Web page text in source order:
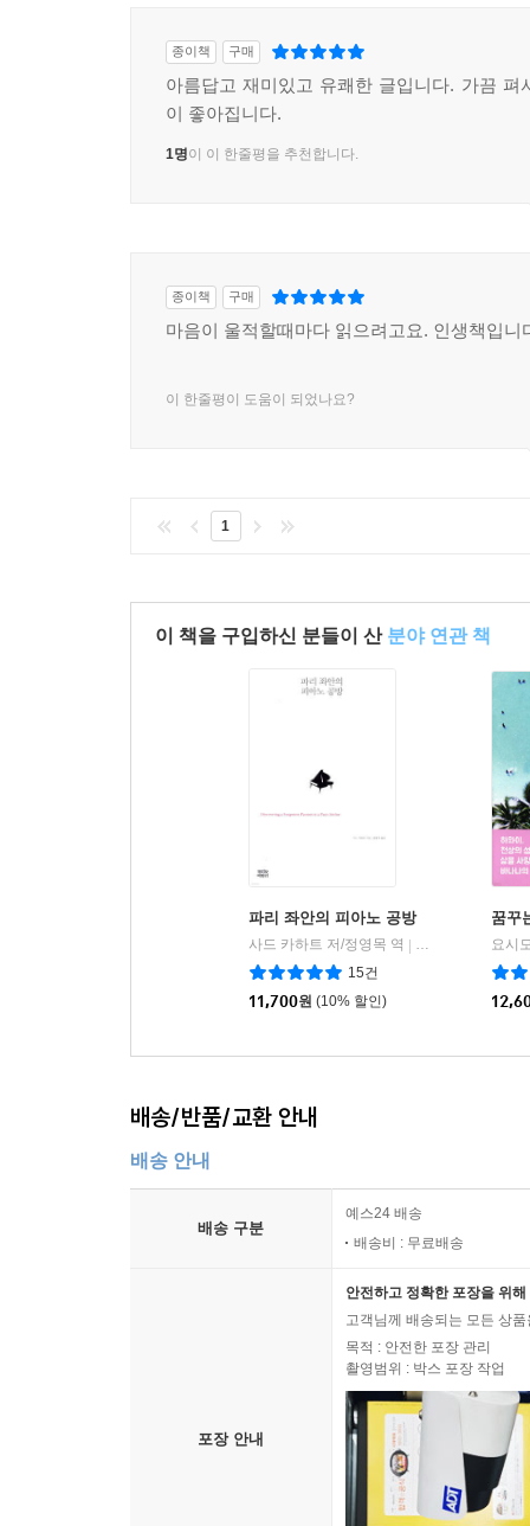
종이책 구매
아름답고 재미있고 유쾌한 글입니다. 가끔 펴
이 좋아집니다.
1명이 이 한줄평을 추천합니다.
종이책 구매
마음이 울적할때마다 읽으려고요. 인생책입니
이 한줄평이 도움이 되었나요?
1
이 책을 구입하신 분들이 산 분야 연관 책
파리 좌안의 피아노 공방
사드 카하트 저/정영목 역
뿌리와이파리
15건
11,700원 (10% 할인)
꿈꾸
배송/반품/교환 안내
배송 안내
배송 구분
예스24 배송
배송비 : 무료배송
포장 안내
안전하고 정확한 포장을 위
고객님께 배송되는 모든 상
목적 : 안전한 포장 관리
촬영범위 : 박스 포장 작업